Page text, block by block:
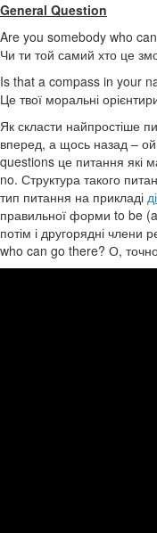
General Question
Are you somebody who
Чи ти той самий хто це
Is that a compass in your
Це твої моральні
Як скласти найпростіше
вперед, а щось назад –
questions це питання які
no. Структура такого
тип питання на прикладі
правильної форми to be
потім і другорядні
who can go there? О,